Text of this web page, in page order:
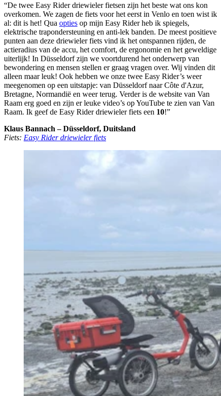
“De twee Easy Rider driewieler fietsen zijn het beste wat ons kon
overkomen. We zagen de fiets voor het eerst in Venlo en toen wist ik
al: dit is het! Qua opties op mijn Easy Rider heb ik spiegels,
elektrische trapondersteuning en anti-lek banden. De meest positieve
punten aan deze driewieler fiets vind ik het ontspannen rijden, de
actieradius van de accu, het comfort, de ergonomie en het geweldige
uiterlijk! In Düsseldorf zijn we voortdurend het onderwerp van
bewondering en mensen stellen er graag vragen over. Wij vinden dit
alleen maar leuk! Ook hebben we onze twee Easy Rider’s weer
meegenomen op een uitstapje: van Düsseldorf naar Côte d'Azur,
Bretagne, Normandië en weer terug. Verder is de website van Van
Raam erg goed en zijn er leuke video’s op YouTube te zien van Van
Raam. Ik geef de Easy Rider driewieler fiets een 10!”
Klaus Bannach – Düsseldorf, Duitsland
Fiets: Easy Rider driewieler fiets